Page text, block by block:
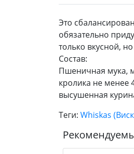
Это
обязательно
только вкусной,
Состав:
Пшеничная мука,
кролика не менее
высушенная
Теги: Whiskas